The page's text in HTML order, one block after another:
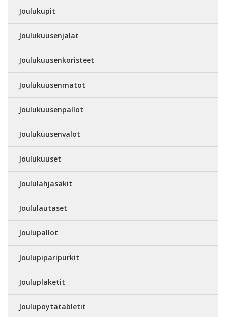
Joulukupit
Joulukuusenjalat
Joulukuusenkoristeet
Joulukuusenmatot
Joulukuusenpallot
Joulukuusenvalot
Joulukuuset
Joululahjasäkit
Joululautaset
Joulupallot
Joulupiparipurkit
Jouluplaketit
Joulupöytätabletit